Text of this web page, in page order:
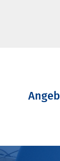
Navigation